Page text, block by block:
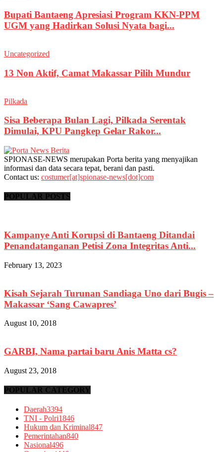
Bupati Bantaeng Apresiasi Program KKN-PPM
UGM yang Hadirkan Solusi Nyata bagi...
Uncategorized
13 Non Aktif, Camat Makassar Pilih Mundur
Pilkada
Sisa Beberapa Bulan Lagi, Pilkada Serentak
Dimulai, KPU Pangkep Gelar Rakor...
SPIONASE-NEWS merupakan Porta berita yang menyajikan
informasi dan data secara tepat, berani dan pasti.
Contact us: costumer[at]spionase-news[dot]com
POPULAR POSTS
Kampanye Anti Korupsi di Bantaeng Ditandai
Penandatanganan Petisi Zona Integritas Anti...
February 13, 2023
Kisah Sejarah Turunan Sandiaga Uno dari Bugis –
Makassar ‘Sang Cawapres’
August 10, 2018
GARBI, Nama partai baru Anis Matta cs?
August 23, 2018
POPULAR CATEGORY
Daerah3394
TNI - Polri1846
Hukum dan Kriminal847
Pemerintahan840
Nasional496